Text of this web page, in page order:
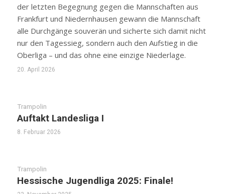
der letzten Begegnung gegen die Mannschaften aus
Frankfurt und Niedernhausen gewann die Mannschaft
alle Durchgänge souverän und sicherte sich damit nicht
nur den Tagessieg, sondern auch den Aufstieg in die
Oberliga – und das ohne eine einzige Niederlage.
20. April 2026
Trampolin
Auftakt Landesliga I
8. Februar 2026
Trampolin
Hessische Jugendliga 2025: Finale!